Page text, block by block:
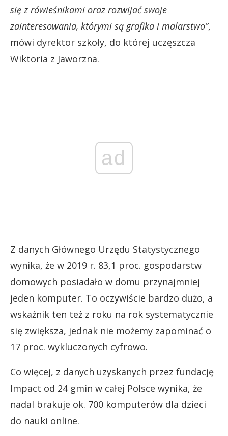
się z rówieśnikami oraz rozwijać swoje
zainteresowania, którymi są grafika i malarstwo”,
mówi dyrektor szkoły, do której uczęszcza
Wiktoria z Jaworzna.
ad
Z danych Głównego Urzędu Statystycznego
wynika, że w 2019 r. 83,1 proc. gospodarstw
domowych posiadało w domu przynajmniej
jeden komputer. To oczywiście bardzo dużo, a
wskaźnik ten też z roku na rok systematycznie
się zwiększa, jednak nie możemy zapominać o
17 proc. wykluczonych cyfrowo.
Co więcej, z danych uzyskanych przez fundację
Impact od 24 gmin w całej Polsce wynika, że
nadal brakuje ok. 700 komputerów dla dzieci
do nauki online.